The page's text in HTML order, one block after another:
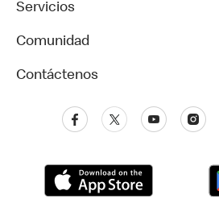
Servicios
Comunidad
Contáctenos